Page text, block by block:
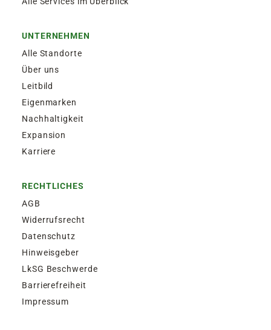
UNTERNEHMEN
Alle Standorte
Über uns
Leitbild
Eigenmarken
Nachhaltigkeit
Expansion
Karriere
RECHTLICHES
AGB
Widerrufsrecht
Datenschutz
Hinweisgeber
LkSG Beschwerde
Barrierefreiheit
Impressum